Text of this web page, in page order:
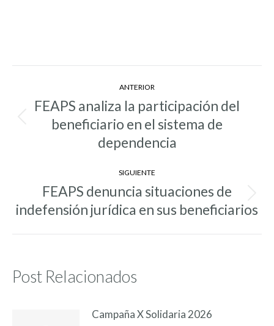
Navegación
entre
entradas
ANTERIOR
Entrada
anterior:
FEAPS analiza la participación del
beneficiario en el sistema de
dependencia
SIGUIENTE
Entrada
siguiente:
FEAPS denuncia situaciones de
indefensión jurídica en sus beneficiarios
Post Relacionados
Campaña X Solidaria 2026